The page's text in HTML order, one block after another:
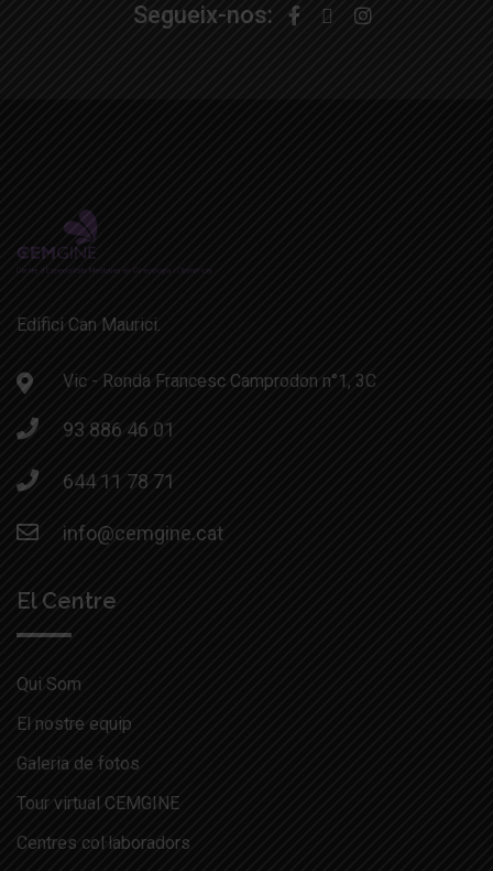
Segueix-nos:
Edifici Can Maurici.
Vic - Ronda Francesc Camprodon n°1, 3C
93 886 46 01
644 11 78 71
info@cemgine.cat
El Centre
Qui Som
El nostre equip
Galeria de fotos
Tour virtual CEMGINE
Centres col·laboradors